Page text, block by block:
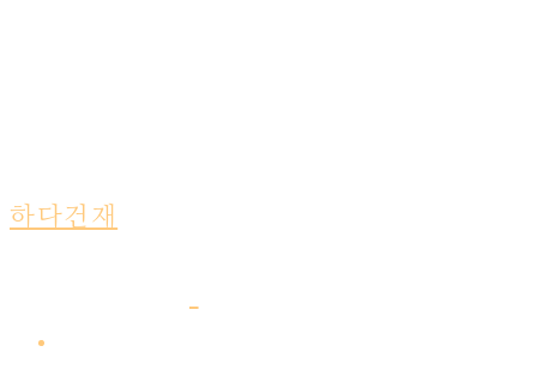
하다건재